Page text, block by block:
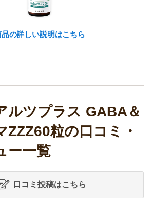
品の詳しい説明はこちら
ルツプラス GABA＆
ZZZ60粒の口コミ・
ー一覧
口コミ投稿はこちら